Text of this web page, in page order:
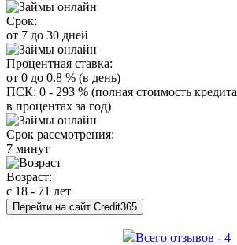
Срок:
от 7 до 30 дней
Процентная ставка:
от 0 до 0.8 % (в день)
ПСК: 0 - 293 % (полная стоимость кредита
в процентах за год)
Срок рассмотрения:
7 минут
Возраст:
с 18 - 71 лет
Перейти на сайт Credit365
Всего отзывов - 4